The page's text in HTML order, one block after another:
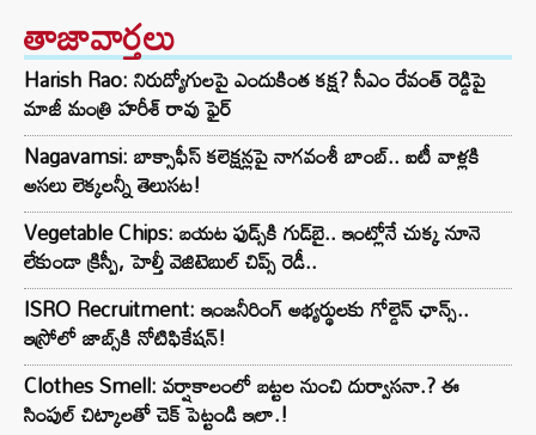
తాజావార్తలు
Harish Rao: నిరుద్యోగులపై ఎందుకింత కక్ష? సీఎం రేవంత్ రెడ్డిపై
మాజీ మంత్రి హరీశ్ రావు ఫైర్
Nagavamsi: బాక్సాఫీస్ కలెక్షన్లపై నాగవంశీ బాంబ్.. ఐటీ వాళ్లకి
అసలు లెక్కలన్నీ తెలుసట!
Vegetable Chips: బయట ఫుడ్స్‌కి గుడ్‌బై.. ఇంట్లోనే చుక్క నూనె
లేకుండా క్రిస్పీ, హెల్తీ వెజిటెబుల్ చిప్స్ రెడీ..
ISRO Recruitment: ఇంజనీరింగ్‌ అభ్యర్థులకు గోల్డెన్‌ ఛాన్స్..
ఇస్రోలో జాబ్స్‌కి నోటిఫికేషన్!
Clothes Smell: వర్షాకాలంలో బట్టల నుంచి దుర్వాసనా.? ఈ
సింపుల్ చిట్కాలతో చెక్ పెట్టండి ఇలా.!